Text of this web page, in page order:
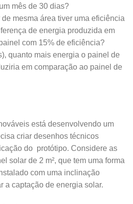
mês de 30 dias?
mesma área tiver uma eficiência
de energia produzida em
com 15% de eficiência?
quanto mais energia o painel de
em comparação ao painel de
está desenvolvendo um
criar desenhos técnicos
do protótipo. Considere as
solar de 2 m², que tem uma forma
com uma inclinação
a captação de energia solar.